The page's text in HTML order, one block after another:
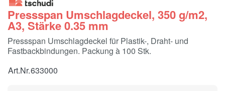
Pressspan Umschlagdeckel, 350 g/m2,
A3, Stärke 0.35 mm
Pressspan Umschlagdeckel für Plastik-, Draht- und
Fastbackbindungen. Packung à 100 Stk.
Art.Nr.633000